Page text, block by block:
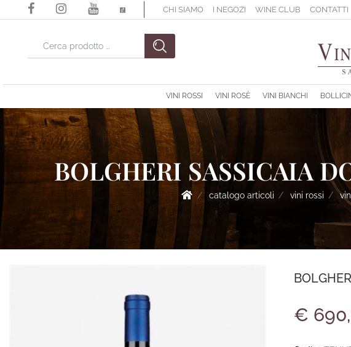
CHI SIAMO I NEGOZI WINE CLUB CONTATTI
La modifica di un filtro aggiorna automaticamente gli altri filtri disponibili.
VINI ROSSI VINI ROSÈ VINI BIANCHI
BOLGHERI SASSICAIA
catalogo articoli vini rossi
€